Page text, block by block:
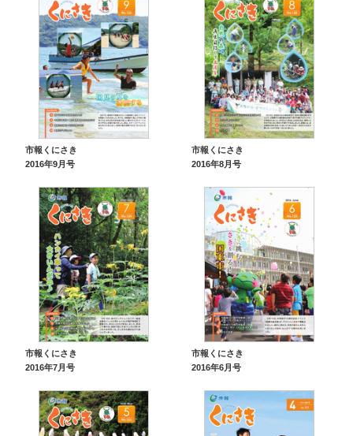
市報くにさき
2016年9月号
市報くにさき
2016年8月号
市報くにさき
2016年7月号
市報くにさき
2016年6月号